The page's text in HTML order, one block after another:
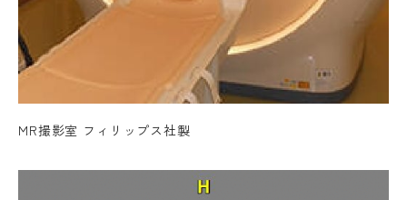
MR撮影室 フィリップス社製